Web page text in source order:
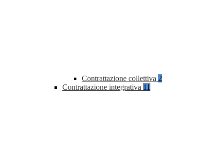
Contrattazione collettiva 2
Contrattazione integrativa 11